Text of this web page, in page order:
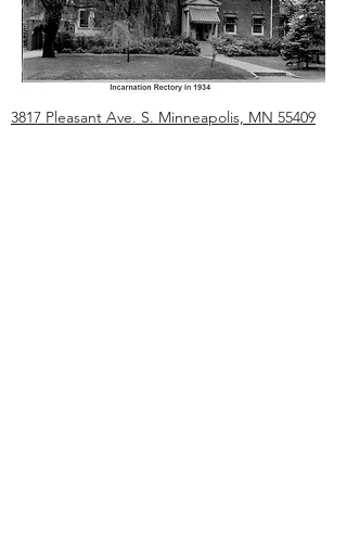
3817 Pleasant Ave. S. Minneapolis, MN 55409